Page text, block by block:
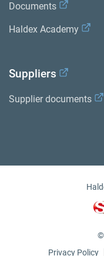
Documents
Haldex Academy
Suppliers
Supplier documents
©
Privacy Policy